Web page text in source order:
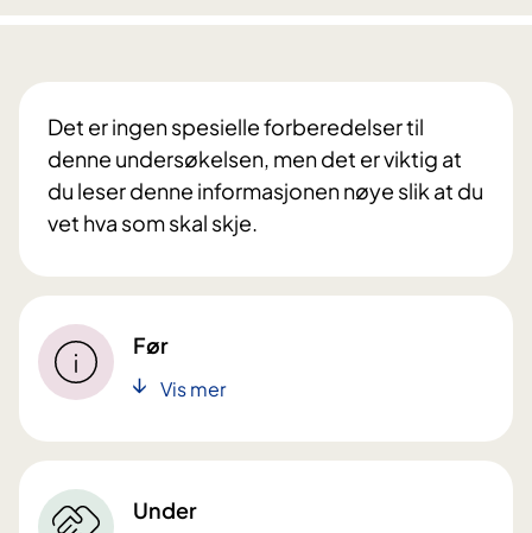
Det er ingen spesielle forberedelser til
denne undersøkelsen, men det er viktig at
du leser denne informasjonen nøye slik at du
vet hva som skal skje.
Før
Vis mer
Under